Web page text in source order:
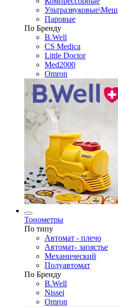
Ультразвуковые\Меш
Паровые
По Бренду
B.Well
CS Medica
Little Doctor
Med2000
Omron
Тонометры
По типу
Автомат - плечо
Автомат- запястье
Механический
Полуавтомат
По Бренду
B.Well
Nissei
Omron